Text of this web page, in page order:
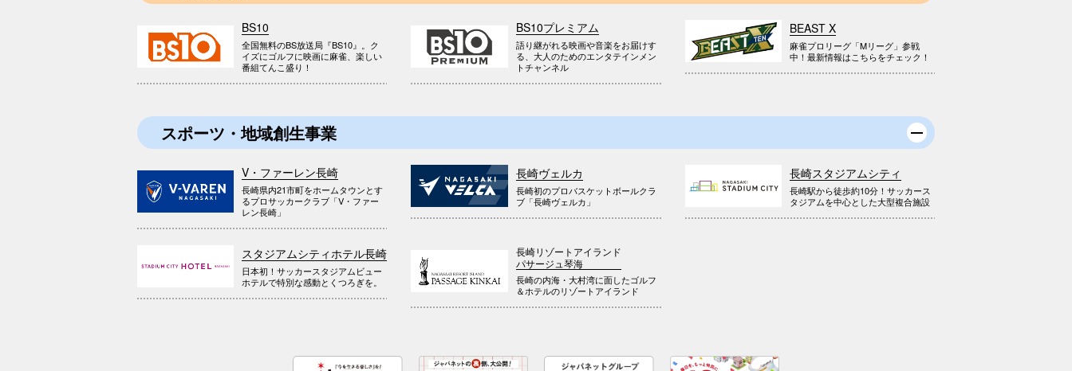
BS10
全国無料のBS放送局『BS10』。ク
イズにゴルフに映画に麻雀、楽しい
番組てんこ盛り！
BS10プレミアム
語り継がれる映画や音楽をお届けす
る、大人のためのエンタテインメン
トチャンネル
BEAST X
麻雀プロリーグ「Mリーグ」参戦
中！最新情報はこちらをチェック！
スポーツ・地域創生事業
V・ファーレン長崎
長崎県内21市町をホームタウンとす
るプロサッカークラブ「V・ファー
レン長崎」
長崎ヴェルカ
長崎初のプロバスケットボールクラ
ブ「長崎ヴェルカ」
長崎スタジアムシティ
長崎駅から徒歩約10分！サッカース
タジアムを中心とした大型複合施設
スタジアムシティホテル長崎
日本初！サッカースタジアムビュー
ホテルで特別な感動とくつろぎを。
長崎リゾートアイランド
パサージュ琴海
長崎の内海・大村湾に面したゴルフ
＆ホテルのリゾートアイランド